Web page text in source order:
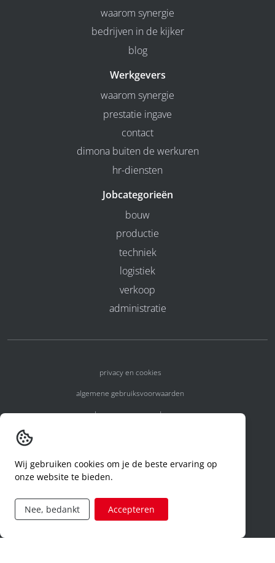
waarom synergie
bedrijven in de kijker
blog
Werkgevers
waarom synergie
prestatie ingave
contact
dimona buiten de werkuren
hr-diensten
Jobcategorieën
bouw
productie
techniek
logistiek
verkoop
administratie
privacy en cookies
algemene gebruiksvoorwaarden
algemene voorwaarden
code of conduct
aanvraag rechten ivm privacy
Wij gebruiken cookies om je de beste ervaring op
onze website te bieden.
Nee, bedankt Accepteren